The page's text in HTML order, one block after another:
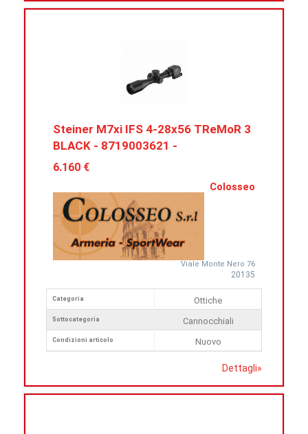
Steiner M7xi IFS 4-28x56 TReMoR 3
BLACK - 8719003621 -
6.160 €
Colosseo
Viale Monte Nero 76
20135
Categoria
Sottocategoria
Condizioni articolo
Ottiche
Cannocchiali
Nuovo
Dettagli»